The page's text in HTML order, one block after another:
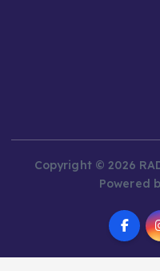
Copyright © 2026
Powered